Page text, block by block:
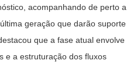
acompanhando de perto a
geração que darão suporte
que a fase atual envolve
e a estruturação dos fluxos